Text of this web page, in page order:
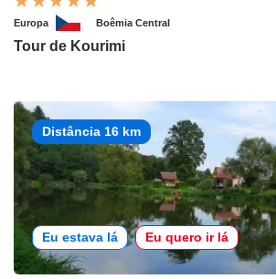
Europa Boêmia Central
Tour de Kourimi
Distância 16 km
Eu estava lá Eu quero ir lá